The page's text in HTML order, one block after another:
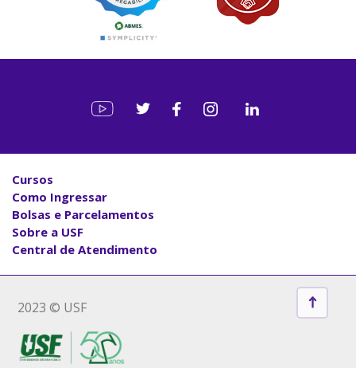
Cursos
Como Ingressar
Bolsas e Parcelamentos
Sobre a USF
Central de Atendimento
2023 © USF